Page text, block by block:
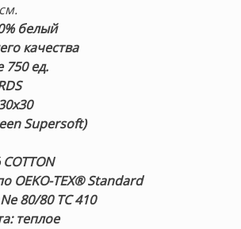
белый
качества
750 ед.
Supersoft)
OEKO-TEX® Standard
80/80 TC 410
теплое